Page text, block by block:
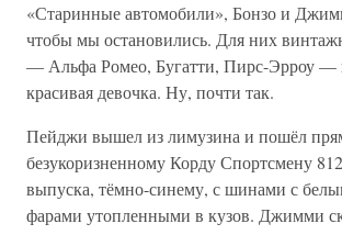
«Старинные автомобили», Бонзо и
чтобы мы остановились. Для них
— Альфа Ромео, Бугатти, Пирс-Эрроу —
красивая девочка. Ну, почти так.
Пейджи вышел из лимузина и пошёл
безукоризненному Корду Спортсмену
выпуска, тёмно-синему, с шинами с
фарами утопленными в кузов. Джимми